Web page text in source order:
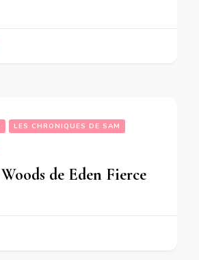
LES CHRONIQUES DE SAM
de Eden Fierce